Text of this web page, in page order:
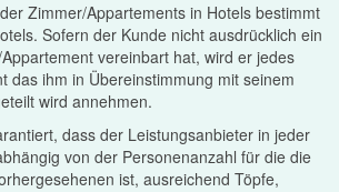
Zimmer/Appartements in Hotels bestimmt
Sofern der Kunde nicht ausdrücklich ein
vereinbart hat, wird er jedes
das ihm in Übereinstimmung mit seinem
wird annehmen.
dass der Leistungsanbieter in jeder
von der Personenanzahl für die die
ist, ausreichend Töpfe,